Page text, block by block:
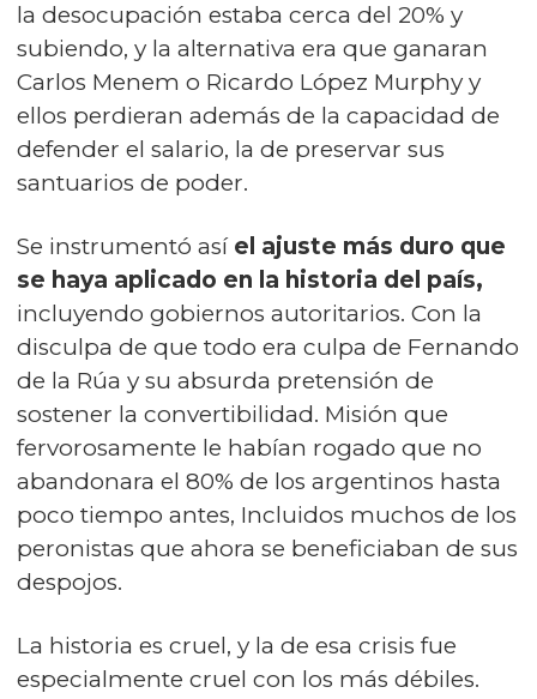
la desocupación estaba cerca del 20% y
subiendo, y la alternativa era que ganaran
Carlos Menem o Ricardo López Murphy y
ellos perdieran además de la capacidad de
defender el salario, la de preservar sus
santuarios de poder.
Se instrumentó así el ajuste más duro que
se haya aplicado en la historia del país,
incluyendo gobiernos autoritarios. Con la
disculpa de que todo era culpa de Fernando
de la Rúa y su absurda pretensión de
sostener la convertibilidad. Misión que
fervorosamente le habían rogado que no
abandonara el 80% de los argentinos hasta
poco tiempo antes, Incluidos muchos de los
peronistas que ahora se beneficiaban de sus
despojos.
La historia es cruel, y la de esa crisis fue
especialmente cruel con los más débiles.